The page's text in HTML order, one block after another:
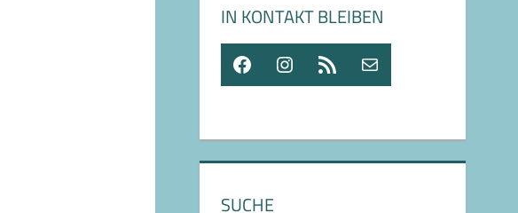
IN KONTAKT BLEIBEN
Facebook
Instagram
RSS-FeedE-Mail
SUCHE